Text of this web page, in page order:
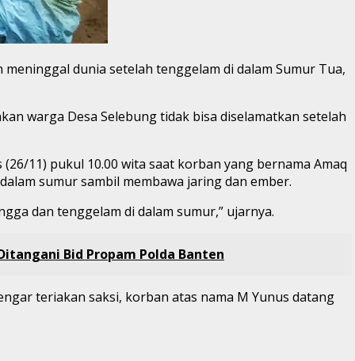
dunia setelah tenggelam di dalam Sumur Tua,
warga Desa Selebung tidak bisa diselamatkan setelah
11) pukul 10.00 wita saat korban yang bernama Amaq
sumur sambil membawa jaring dan ember.
dan tenggelam di dalam sumur,” ujarnya.
Bid Propam Polda Banten
teriakan saksi, korban atas nama M Yunus datang